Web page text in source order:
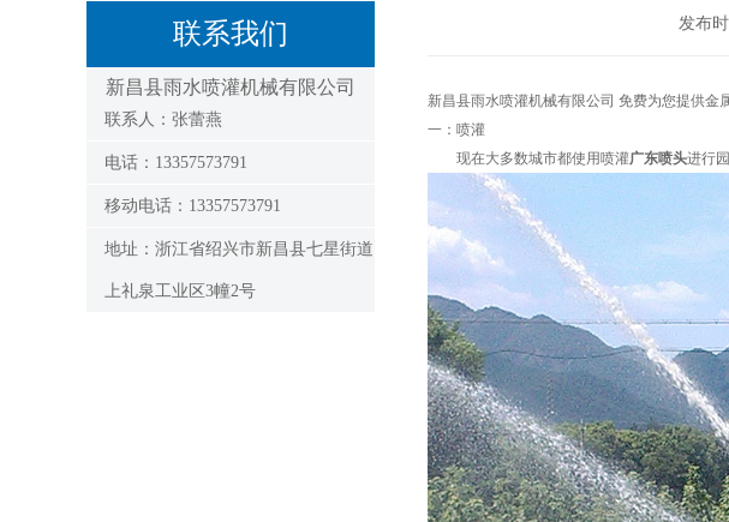
联系我们
新昌县雨水喷灌机械有限公司
联系人：张蕾燕
电话：13357573791
移动电话：13357573791
地址：浙江省绍兴市新昌县七星街道
上礼泉工业区3幢2号
发布
新昌县雨水喷灌机械有限公司 免费为您提供金
一：喷灌
现在大多数城市都使用喷灌广东喷头进行